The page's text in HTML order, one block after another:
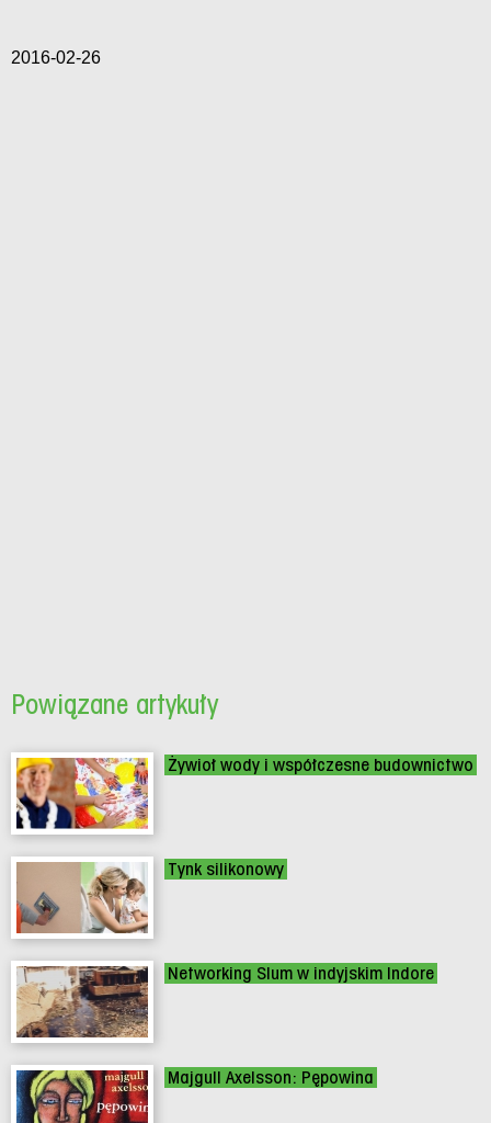
2016-02-26
Powiązane artykuły
Żywioł wody i współczesne budownictwo
Tynk silikonowy
Networking Slum w indyjskim Indore
Majgull Axelsson: Pępowina